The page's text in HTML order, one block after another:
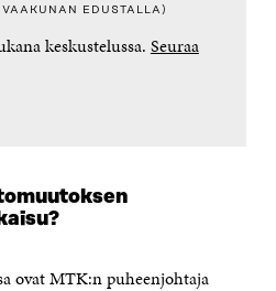
EDUSTALLA)
keskustelussa. Seuraa
ovat MTK:n puheenjohtaja